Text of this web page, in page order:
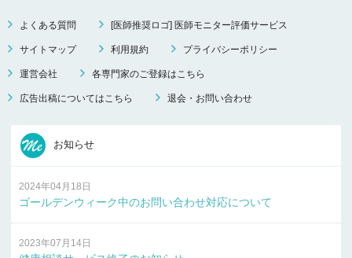
よくある質問 [医師推奨ロゴ] 医師モニター評価サービス
サイトマップ 利用規約 プライバシーポリシー
運営会社 各専門家のご登録はこちら
広告出稿についてはこちら 退会・お問い合わせ
お知らせ
2024年04月18日
ゴールデンウィーク中のお問い合わせ対応について
2023年07月14日